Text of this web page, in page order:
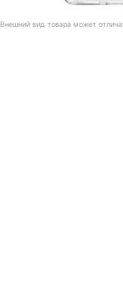
Внешний вид товара может